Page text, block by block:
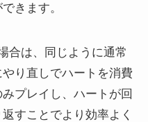
きます。
合は、同じように通常
り直しでハートを消費
プレイし、ハートが回
すことでより効率よく